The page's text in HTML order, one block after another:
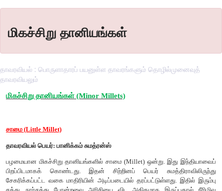
மிகச்சிறு தானியங்கள்
தாவரவியல் : பொருளாதாரப் பயனுள்ள தாவரங்களும் தொழில்முனைவுத்
தாவரவியலும்
மிகச்சிறு தானியங்கள் (Minor Millets)